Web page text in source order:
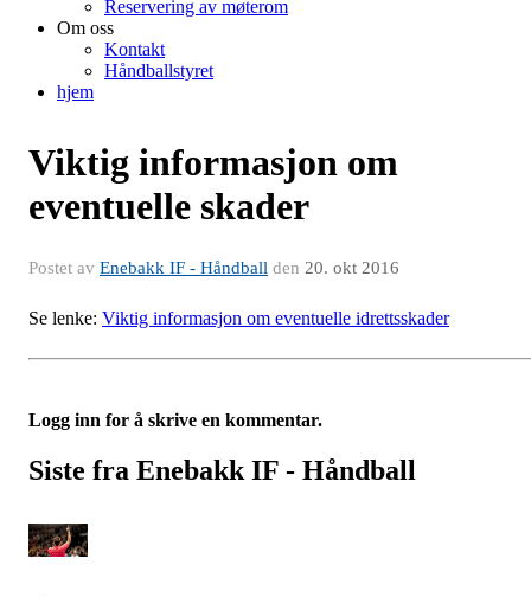
Reservering av møterom
Om oss
Kontakt
Håndballstyret
hjem
Viktig informasjon om
eventuelle skader
Postet av Enebakk IF - Håndball den 20. okt 2016
Se lenke: Viktig informasjon om eventuelle idrettsskader
Logg inn for å skrive en kommentar.
Siste fra Enebakk IF - Håndball